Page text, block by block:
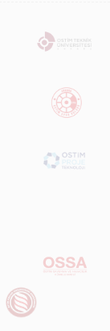
teknoloji
yapısı
gelecek
ele alan